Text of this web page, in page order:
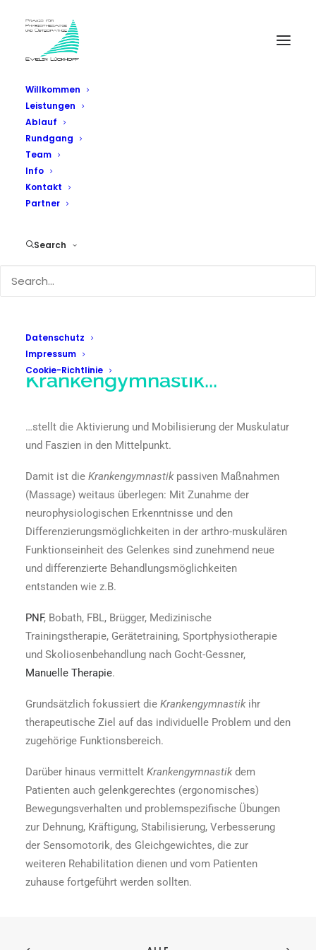
Willkommen
Leistungen
Ablauf
Rundgang
Team
Info
Kontakt
Partner
Search
Datenschutz
Impressum
Cookie-Richtlinie
PHYSIOTHERAPIE
Krankengymnastik...
…stellt die Aktivierung und Mobilisierung der Muskulatur
und Faszien in den Mittelpunkt.
Damit ist die Krankengymnastikpassiven Maßnahmen
(Massage) weitaus überlegen: Mit Zunahme der
neurophysiologischen Erkenntnisse und den
Differenzierungsmöglichkeiten in der arthro-muskulären
Funktionseinheit des Gelenkes sind zunehmend neue
und differenzierte Behandlungsmöglichkeiten
entstanden wie z.B.
PNF, Bobath, FBL, Brügger, Medizinische
Trainingstherapie, Gerätetraining, Sportphysiotherapie
und Skoliosenbehandlung nach Gocht-Gessner,
Manuelle Therapie.
Grundsätzlich fokussiert die Krankengymnastikihr
therapeutische Ziel auf das individuelle Problem und den
zugehörige Funktionsbereich.
Darüber hinaus vermittelt Krankengymnastikdem
Patienten auch gelenkgerechtes (ergonomisches)
Bewegungsverhalten und problemspezifische Übungen
zur Dehnung, Kräftigung, Stabilisierung, Verbesserung
der Sensomotorik, des Gleichgewichtes, die zur
weiteren Rehabilitation dienen und vom Patienten
zuhause fortgeführt werden sollten.